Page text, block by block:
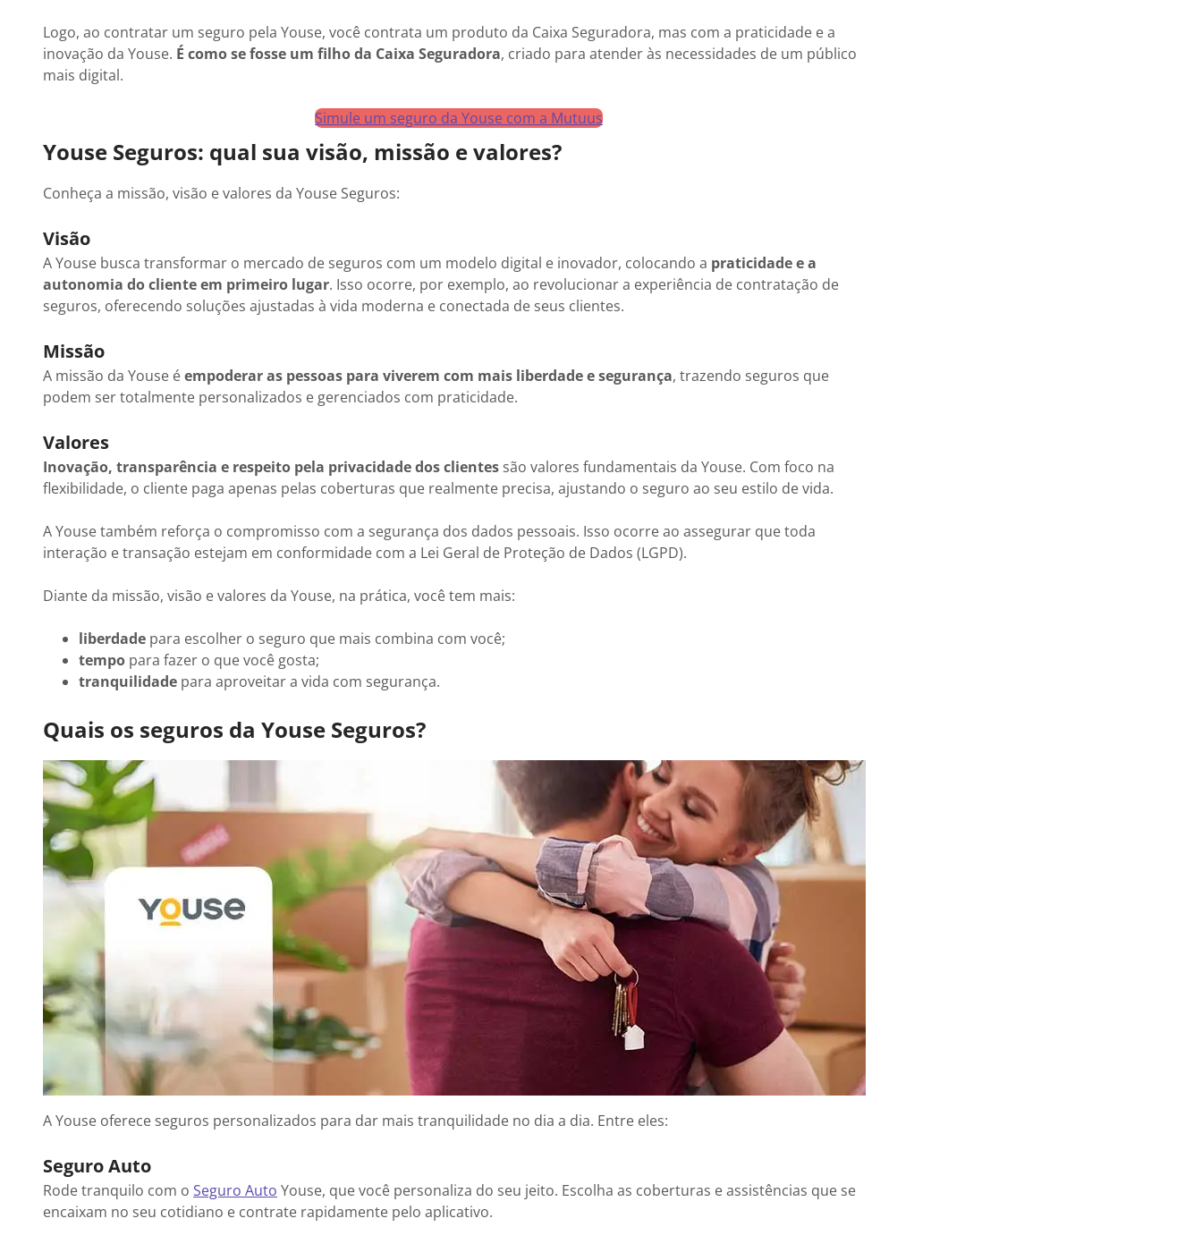
Logo, ao contratar um seguro pela Youse, você contrata um produto da Caixa Seguradora, mas com a praticidade e a
inovação da Youse. É como se fosse um filho da Caixa Seguradora, criado para atender às necessidades de um público
mais digital.
Simule um seguro da Youse com a Mutuus
Youse Seguros: qual sua visão, missão e valores?
Conheça a missão, visão e valores da Youse Seguros:
Visão
A Youse busca transformar o mercado de seguros com um modelo digital e inovador, colocando a praticidade e a
autonomia do cliente em primeiro lugar. Isso ocorre, por exemplo, ao revolucionar a experiência de contratação de
seguros, oferecendo soluções ajustadas à vida moderna e conectada de seus clientes.
Missão
A missão da Youse éempoderar as pessoas para viverem com mais liberdade e segurança, trazendo seguros que
podem ser totalmente personalizados e gerenciados com praticidade.
Valores
Inovação, transparência e respeito pela privacidade dos clientes são valores fundamentais da Youse. Com foco na
flexibilidade, o cliente paga apenas pelas coberturas que realmente precisa, ajustando o seguro ao seu estilo de vida.
A Youse também reforça o compromisso com a segurança dos dados pessoais. Isso ocorre ao assegurar que toda
interação e transação estejam em conformidade com a Lei Geral de Proteção de Dados (LGPD).
Diante da missão, visão e valores da Youse, na prática, você tem mais:
liberdade para escolher o seguro que mais combina com você;
tempo para fazer o que você gosta;
tranquilidade para aproveitar a vida com segurança.
Quais os seguros da Youse Seguros?
A Youse oferece seguros personalizados para dar mais tranquilidade no dia a dia. Entre eles:
Seguro Auto
Rode tranquilo com o Seguro Auto Youse, que você personaliza do seu jeito. Escolha as coberturas e assistências que se
encaixam no seu cotidiano e contrate rapidamente pelo aplicativo.